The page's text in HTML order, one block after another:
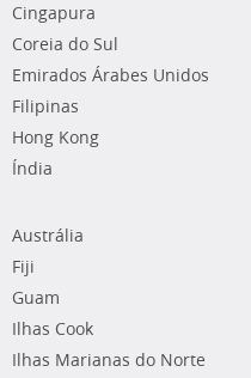
Cingapura
Coreia do Sul
Emirados Árabes Unidos
Filipinas
Hong Kong
Índia
Austrália
Fiji
Guam
Ilhas Cook
Ilhas Marianas do Norte